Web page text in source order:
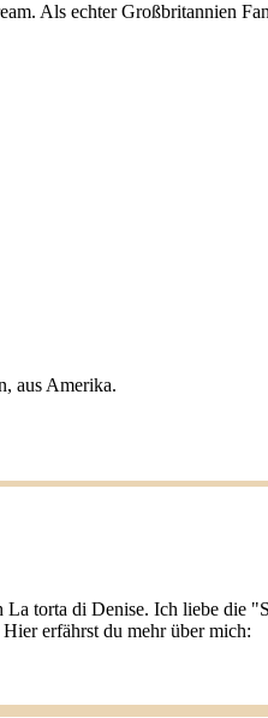
Als echter Großbritannien
aus Amerika.
torta di Denise. Ich liebe die
erfährst du mehr über mich: